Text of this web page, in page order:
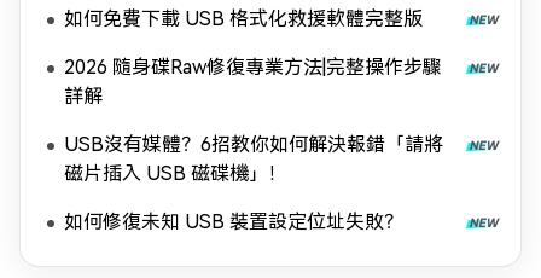
如何免費下載 USB 格式化救援軟體完整版
2026 隨身碟Raw修復專業方法|完整操作步驟
詳解
USB沒有媒體？6招教你如何解決報錯「請將
磁片插入 USB 磁碟機」！
如何修復未知 USB 裝置設定位址失敗？